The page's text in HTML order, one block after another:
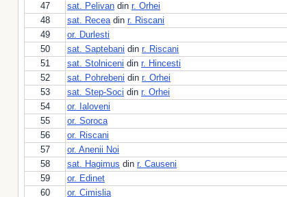
47
sat. Pelivan din r. Orhei
48
sat. Receadin r. Riscani
49
or. Durlesti
50
sat. Saptebani din r. Riscani
51
sat. Stolniceni din r. Hincesti
52
sat. Pohrebeni din r. Orhei
53
sat. Step-Soci din r. Orhei
54
or. Ialoveni
55
or. Soroca
56
or. Riscani
57
or. Anenii Noi
58
sat. Hagimus din r. Causeni
59
or. Edinet
60
or. Cimislia